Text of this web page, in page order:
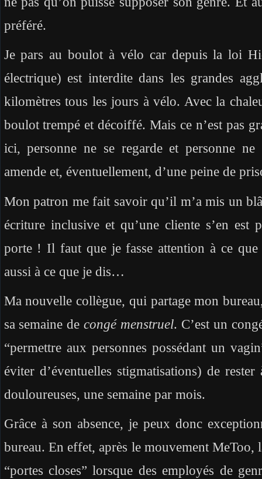
préféré.
Je pars au boulot à vélo car depuis la loi
électrique) est interdite dans les grandes
kilomètres tous les jours à vélo. Avec la
boulot trempé et décoiffé. Mais ce n’est pas
ici, personne ne se regarde et personne ne
amende et, éventuellement, d’une peine de
Mon patron me fait savoir qu’il m’a mis un
écriture inclusive et qu’une cliente s’en est
porte ! Il faut que je fasse attention à ce que
aussi à ce que je dis…
Ma nouvelle collègue, qui partage mon
sa semaine decongé menstruel. C’est un
“permettre aux personnes possédant un
éviter d’éventuelles stigmatisations) de
douloureuses, une semaine par mois.
Grâce à son absence, je peux donc
bureau. En effet, après le mouvement MeToo,
“portes closes” lorsque des employés de